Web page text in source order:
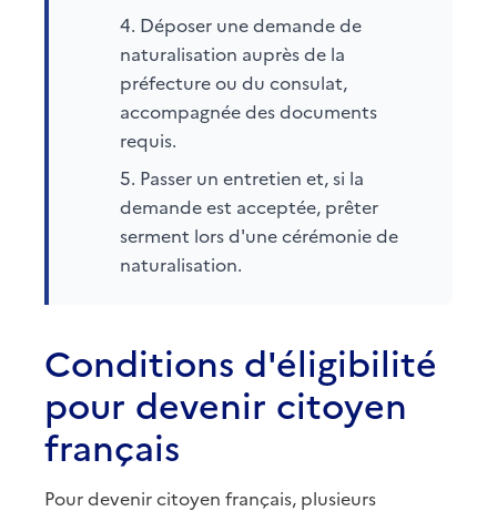
Déposer une demande de
naturalisation auprès de la
préfecture ou du consulat,
accompagnée des documents
requis.
Passer un entretien et, si la
demande est acceptée, prêter
serment lors d'une cérémonie de
naturalisation.
Conditions d'éligibilité
pour devenir citoyen
français
Pour devenir citoyen français, plusieurs